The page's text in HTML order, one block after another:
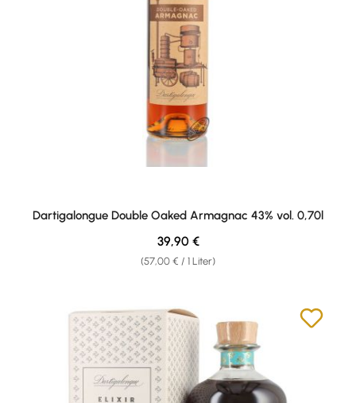
Dartigalongue Double Oaked Armagnac 43% vol. 0,70l
(57,00 € / 1 Liter)
Regulärer Preis:
39,90 €